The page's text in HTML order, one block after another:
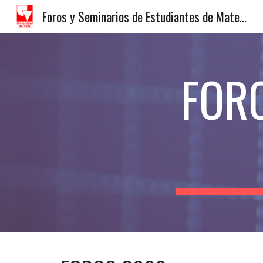
Foros y Seminarios de Estudiantes de Matemáticas